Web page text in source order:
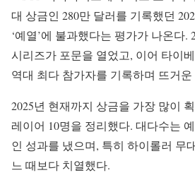
대 상금인 280만 달러를 기록했던
‘예열’에 불과했다는 평가가 나온다.
시리즈가 포문을 열었고, 이어 타이
역대 최다 참가자를 기록하며 뜨거
2025년 현재까지 상금을 가장 많이
레이어 10명을 정리했다. 대다수는
인 성과를 냈으며, 특히 하이롤러 무
느 때보다 치열했다.